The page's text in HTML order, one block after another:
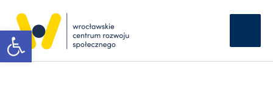
Otwórz pasek narzędzi
treści